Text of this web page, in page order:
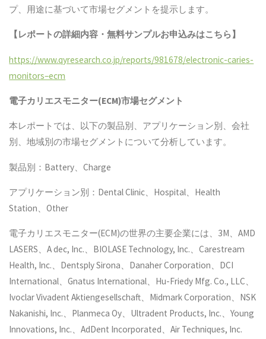
プ、用途に基づいて市場セグメントを提示します。
【レポートの詳細内容・無料サンプルお申込みはこちら】
https://www.qyresearch.co.jp/reports/981678/electronic-caries-
monitors–ecm
電子カリエスモニター(ECM)市場セグメント
本レポートでは、以下の製品別、アプリケーション別、会社
別、地域別の市場セグメントについて分析しています。
製品別：Battery、Charge
アプリケーション別：Dental Clinic、Hospital、Health
Station、Other
電子カリエスモニター(ECM)の世界の主要企業には、3M、AMD
LASERS、A dec, Inc.、BIOLASE Technology, Inc.、Carestream
Health, Inc.、Dentsply Sirona、Danaher Corporation、DCI
International、Gnatus International、Hu-Friedy Mfg. Co., LLC、
Ivoclar Vivadent Aktiengesellschaft、Midmark Corporation、NSK
Nakanishi, Inc.、Planmeca Oy、Ultradent Products, Inc.、Young
Innovations, Inc.、AdDent Incorporated、Air Techniques, Inc.